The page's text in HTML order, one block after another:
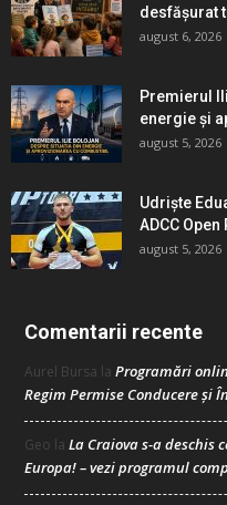
desfășurat
august 6, 2026
Premierul
energie și
august 5, 2026
Udriște
ADCC
august 5, 2026
Comentarii recente
Aurel Bursa la Programări
Regim Permise Conducere şi
Geo la La Craiova s-a deschis
Europa! – vezi programul